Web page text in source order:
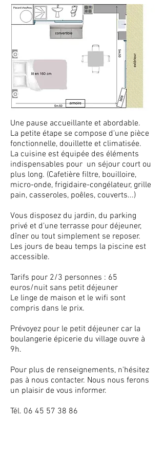
Une pause accueillante et abordable.
La petite étape se compose d'une pièce
fonctionnelle, douillette et climatisée.
La cuisine est équipée des éléments
indispensables pour un séjour court ou
plus long. (Cafetière filtre, bouilloire,
micro-onde, frigidaire-congélateur, grille
pain, casseroles, poêles, couverts...)
Vous disposez du jardin, du parking
privé et d'une terrasse pour déjeuner,
dîner ou tout simplement se reposer.
Les jours de beau temps la piscine est
accessible.
Tarifs pour 2/3 personnes : 65
euros/nuit sans petit déjeuner
Le linge de maison et le wifi sont
compris dans le prix.
Prévoyez pour le petit déjeuner car la
boulangerie épicerie du village ouvre à
9h.
Pour plus de renseignements, n'hésitez
pas à nous contacter. Nous nous ferons
un plaisir de vous informer.
Tél. 06 45 57 38 86